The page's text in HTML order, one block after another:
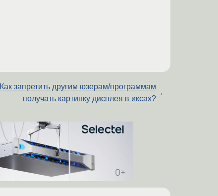
Как запретить другим юзерам/программам
получать картинку дисплея в иксах?
→